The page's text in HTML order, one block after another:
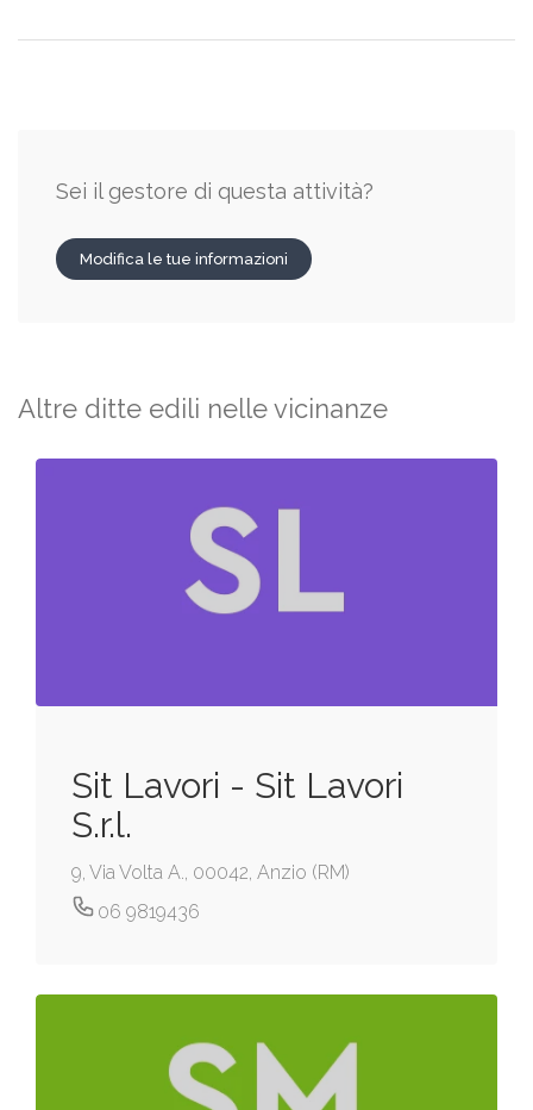
Sei il gestore di questa attività?
Modifica le tue informazioni
Altre ditte edili nelle vicinanze
Sit Lavori - Sit Lavori
S.r.l.
9, Via Volta A., 00042, Anzio (RM)
06 9819436